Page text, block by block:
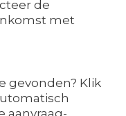
de
met
gevonden? Klik